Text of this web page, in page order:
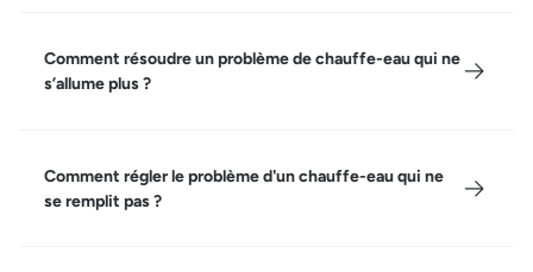
Comment résoudre un problème de chauffe-eau qui ne
s’allume plus ?
Comment régler le problème d'un chauffe-eau qui ne
se remplit pas ?